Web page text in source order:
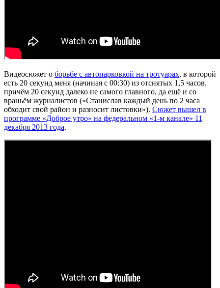
Видеосюжет о борьбе с автопарковкой на тротуарах, в которой
есть 20 секунд меня (начиная с 00:30) из отснятых 1,5 часов,
причём 20 секунд далеко не самого главного, да ещё и со
враньём журналистов («Станислав каждый день по 2 часа
обходит свой район и разносит листовки»). Сюжет вышел в
программе «Доброе утро» на федеральном «1-м канале» 11
декабря 2013 года.